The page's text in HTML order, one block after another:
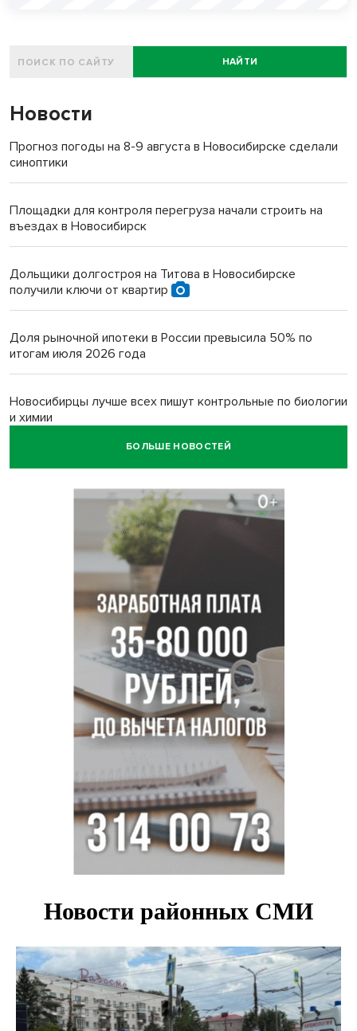
НАЙТИ
Новости
Прогноз погоды на 8-9 августа в Новосибирске сделали
синоптики
Площадки для контроля перегруза начали строить на
въездах в Новосибирск
Дольщики долгостроя на Титова в Новосибирске
получили ключи от квартир
Доля рыночной ипотеки в России превысила 50% по
итогам июля 2026 года
Новосибирцы лучше всех пишут контрольные по биологии
и химии
Нейросеть для диагностики депрессии в крови создали в
Двум бойцам СВО после минно-взрывной травмы
«оживили» нервы в Новосибирске
Персидский ковер «108 шахов» впервые вывезли из музея
Востока в Новосибирск
Актриса из Новосибирска Евгения Туркова сыграла мать
в сериале «Малой»
БОЛЬШЕ НОВОСТЕЙ